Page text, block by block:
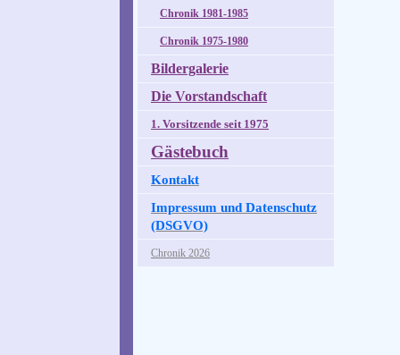
Chronik 1981-1985
Chronik 1975-1980
Bildergalerie
Die Vorstandschaft
1. Vorsitzende seit 1975
Gästebuch
Kontakt
Impressum und Datenschutz
(DSGVO)
Chronik 2026